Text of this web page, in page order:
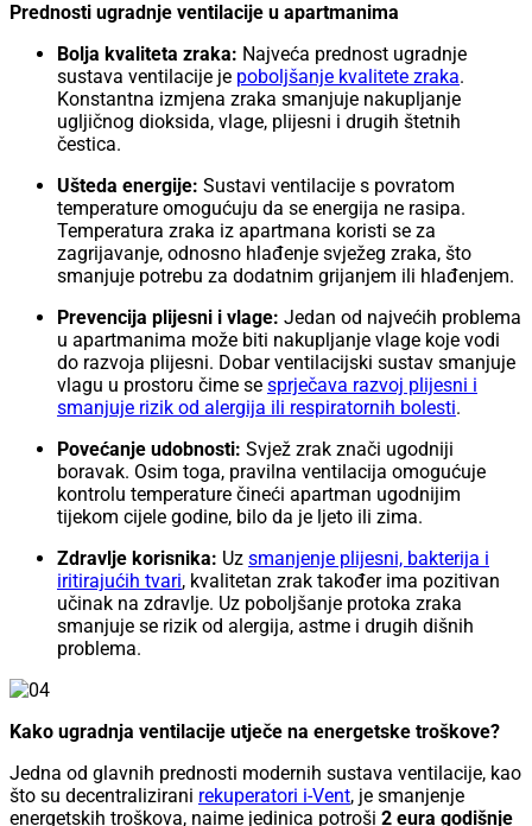
Prednosti ugradnje ventilacije u apartmanima
Bolja kvaliteta zraka: Najveća prednost ugradnje
sustava ventilacije je poboljšanje kvalitete zraka.
Konstantna izmjena zraka smanjuje nakupljanje
ugljičnog dioksida, vlage, plijesni i drugih štetnih
čestica.
Ušteda energije: Sustavi ventilacije s povratom
temperature omogućuju da se energija ne rasipa.
Temperatura zraka iz apartmana koristi se za
zagrijavanje, odnosno hlađenje svježeg zraka, što
smanjuje potrebu za dodatnim grijanjem ili hlađenjem.
Prevencija plijesni i vlage: Jedan od najvećih problema
u apartmanima može biti nakupljanje vlage koje vodi
do razvoja plijesni. Dobar ventilacijski sustav smanjuje
vlagu u prostoru čime se sprječava razvoj plijesni i
smanjuje rizik od alergija ili respiratornih bolesti.
Povećanje udobnosti: Svjež zrak znači ugodniji
boravak. Osim toga, pravilna ventilacija omogućuje
kontrolu temperature čineći apartman ugodnijim
tijekom cijele godine, bilo da je ljeto ili zima.
Zdravlje korisnika: Uz smanjenje plijesni, bakterija i
iritirajućih tvari, kvalitetan zrak također ima pozitivan
učinak na zdravlje. Uz poboljšanje protoka zraka
smanjuje se rizik od alergija, astme i drugih dišnih
problema.
Kako ugradnja ventilacije utječe na energetske troškove?
Jedna od glavnih prednosti modernih sustava ventilacije, kao
što su decentralizirani rekuperatori i-Vent, je smanjenje
energetskih troškova, naime jedinica potroši 2 eura godišnje